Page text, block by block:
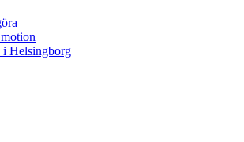
i Helsingborg